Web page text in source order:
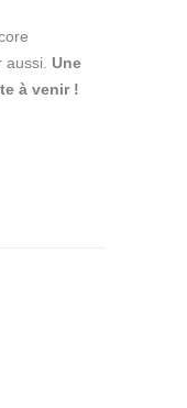
Une
à venir !